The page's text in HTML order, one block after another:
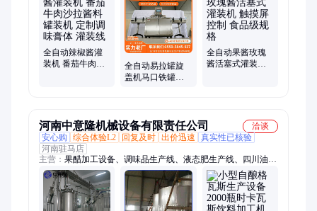
全自动辣椒酱灌
装机 番茄牛肉沙
全自动易拉罐旋
盖机马口铁罐封
全自动果酱玫瑰
酱活塞式灌装机
河南中意隆机械设备有限责任公司
洽谈
安心购
综合体验L2 回复及时 出价迅速
真实性已核验
河南驻马店
主营： 果醋加工设备、调味品生产线、液态肥生产线、四川油辣
椒生产线设备、果酒加工设备、日化生产线、果汁饮料生产线、
果酱加工设备、灌装机、码垛机、开箱机、封箱机、装箱机、热
收缩膜包装机、酿酒设备、发酵罐、液体肥生产设备